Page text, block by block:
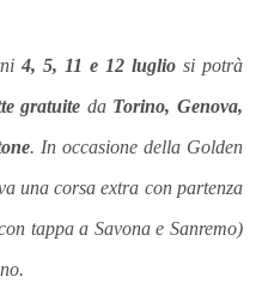
4, 5, 11 e 12 luglio si potrà
gratuite da Torino, Genova,
. In occasione della Golden
una corsa extra con partenza
tappa a Savona e Sanremo)